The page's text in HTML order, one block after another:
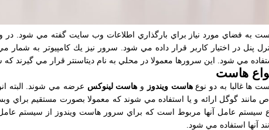
به فضاي مورد نياز براي بارگذاري اطلاعات وب سايت گفته مي شود.
پنل در اختيار كاربر قرار داده مي شود. سرور نيز يك كامپيوتر به شمار
مي شود. اين سرورها معمولا در محلي به نام ديتاسنتر قرار مي گيرند
هاست
ها غالبا به دو نوع هاست ويندوز و هاست لينوكس عرضه مي شوند. البته
مانند گوگل ارائه و يا استفاده مي شوند كه معمولا بصورت مستقيم براي
آنها استفاده مي شود.